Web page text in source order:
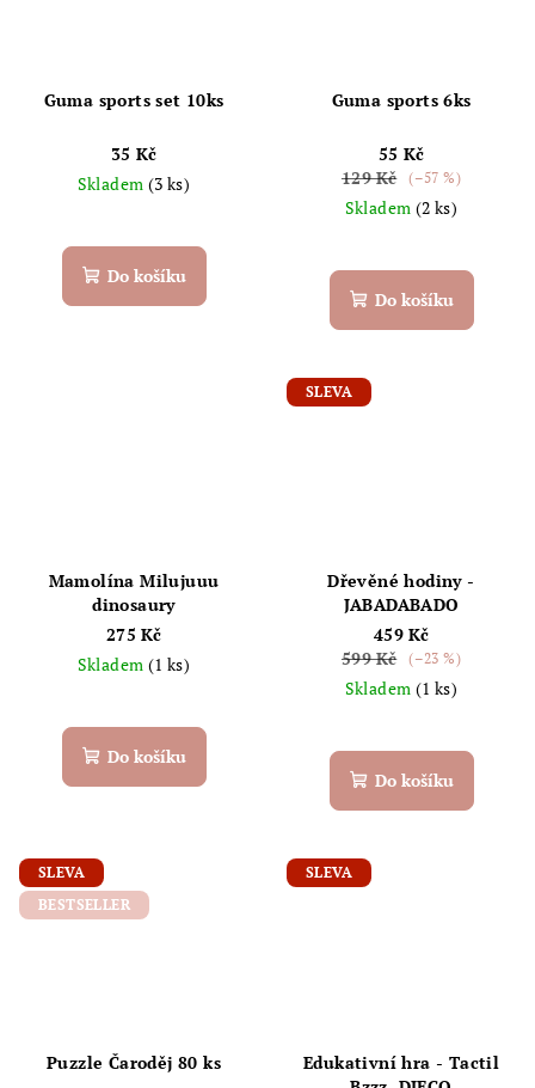
Guma sports set 10ks
35 Kč
Skladem (3 ks)
Do košíku
Guma sports 6ks
55 Kč
129 Kč
(–57 %)
Skladem (2 ks)
Do košíku
Mamolína Milujuuu
dinosaury
275 Kč
Skladem (1 ks)
Do košíku
SLEVA
Dřevěné hodiny -
JABADABADO
459 Kč
599 Kč
(–23 %)
Skladem (1 ks)
Do košíku
SLEVA
BESTSELLER
Puzzle Čaroděj 80 ks
SLEVA
Edukativní hra - Tactil